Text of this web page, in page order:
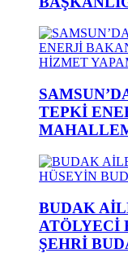
TEPKİ
BUDAK
ATÖLYECİ
ŞEHRİ